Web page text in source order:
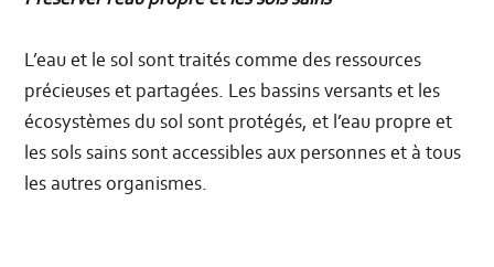
L’eau et le sol sont traités comme des ressources
précieuses et partagées. Les bassins versants et les
écosystèmes du sol sont protégés, et l’eau propre et
les sols sains sont accessibles aux personnes et à tous
les autres organismes.